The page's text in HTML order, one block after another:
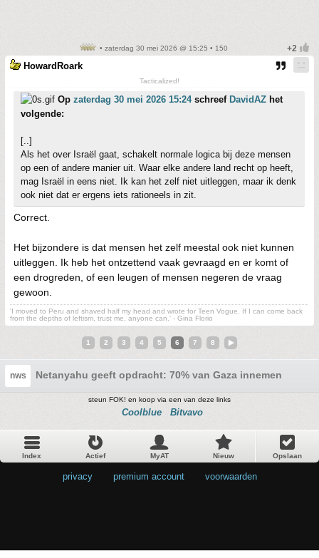
• zaterdag 30 mei 2026 @ 15:25 • 150
HowardRoark
Tacticalized!
Op zaterdag 30 mei 2026 15:24schreef DavidAZ het
volgende:
[..]
Als het over Israël gaat, schakelt normale logica bij deze mensen
op een of andere manier uit. Waar elke andere land recht op heeft,
mag Israël in eens niet. Ik kan het zelf niet uitleggen, maar ik denk
ook niet dat er ergens iets rationeels in zit.
Correct.
Het bijzondere is dat mensen het zelf meestal ook niet kunnen
uitleggen. Ik heb het ontzettend vaak gevraagd en er komt of
een drogreden, of een leugen of mensen negeren de vraag
gewoon.
'I moved to Peru and shaved half my head and wrote for Teen Vogue. If I can come back
from the depths of leftism, trust me, anyone can.' - Gina Florio
1 2 3 4 5 6 7 8
nws Netanyahu geeft opdracht: 70% van Gaza innemen
steun FOK! en koop via een van deze links
Coolblue Bitvavo
Index Actief MyAT Nieuw Opslaan
privacy premium account voorwaarden